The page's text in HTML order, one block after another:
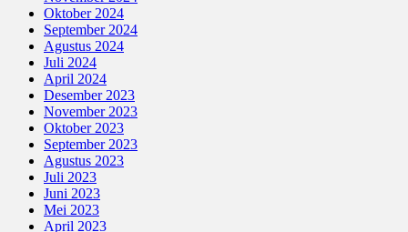
Oktober 2024
September 2024
Agustus 2024
Juli 2024
April 2024
Desember 2023
November 2023
Oktober 2023
September 2023
Agustus 2023
Juli 2023
Juni 2023
Mei 2023
April 2023